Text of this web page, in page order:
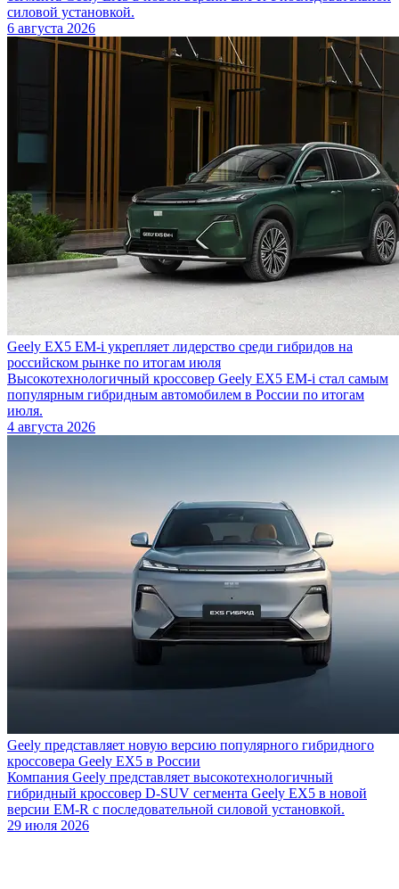
силовой установкой.
6 августа 2026
Geely EX5 EM-i укрепляет лидерство среди гибридов на
российском рынке по итогам июля
Высокотехнологичный кроссовер Geely EX5 EM-i стал самым
популярным гибридным автомобилем в России по итогам
июля.
4 августа 2026
Geely представляет новую версию популярного гибридного
кроссовера Geely EX5 в России
Компания Geely представляет высокотехнологичный
гибридный кроссовер D-SUV сегмента Geely EX5 в новой
версии EM-R с последовательной силовой установкой.
29 июля 2026